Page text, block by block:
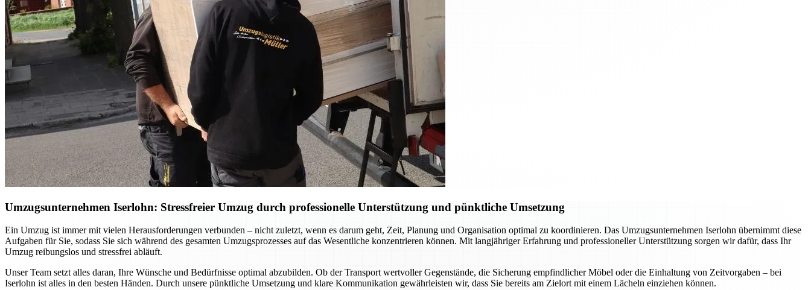
Umzugsunternehmen Iserlohn: Stressfreier Umzug durch professionelle Unterstützung und pünktliche Umsetzung
Ein Umzug ist immer mit vielen Herausforderungen verbunden – nicht zuletzt, wenn es darum geht, Zeit, Planung und Organisation optimal zu koordinieren. Das Umzugsunternehmen Iserlohn übernimmt diese
Aufgaben für Sie, sodass Sie sich während des gesamten Umzugsprozesses auf das Wesentliche konzentrieren können. Mit langjähriger Erfahrung und professioneller Unterstützung sorgen wir dafür, dass Ihr
Umzug reibungslos und stressfrei abläuft.
Unser Team setzt alles daran, Ihre Wünsche und Bedürfnisse optimal abzubilden. Ob der Transport wertvoller Gegenstände, die Sicherung empfindlicher Möbel oder die Einhaltung von Zeitvorgaben – bei
Iserlohn ist alles in den besten Händen. Durch unsere pünktliche Umsetzung und klare Kommunikation gewährleisten wir, dass Sie bereits am Zielort mit einem Lächeln einziehen können.